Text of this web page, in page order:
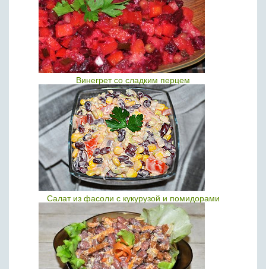
Винегрет со сладким перцем
Салат из фасоли с кукурузой и помидорами